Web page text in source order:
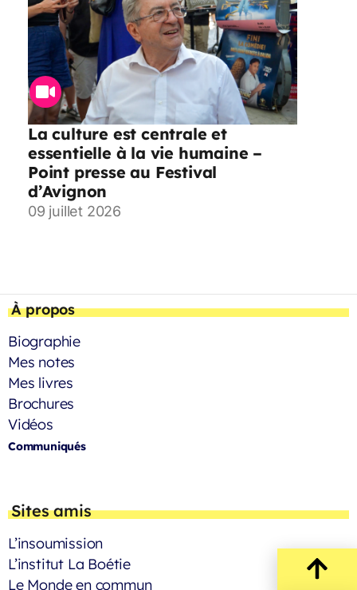
La culture est centrale et
essentielle à la vie humaine –
Point presse au Festival
d’Avignon
09 juillet 2026
À propos
Biographie
Mes notes
Mes livres
Brochures
Vidéos
Communiqués
Sites amis
L’insoumission
L’institut La Boétie
Le Monde en commun